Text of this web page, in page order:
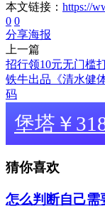
本文链接： https://
0 0
分享海报
上一篇
招行领10元无门槛
铁牛出品《清水健
码
堡塔￥
猜你喜欢
怎么判断自己需